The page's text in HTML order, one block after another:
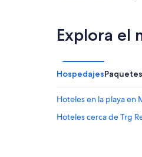
Explora el
HospedajesPaquetes
Hoteles en la playa en
Hoteles cerca de Trg